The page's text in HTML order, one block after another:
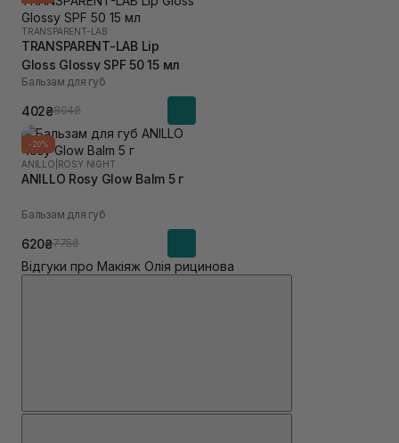
TRANSPARENT-LAB
TRANSPARENT-LAB Lip
Gloss Glossy SPF 50 15 мл
Бальзам для губ
402₴804₴
-20%
ANILLO ROSY NIGHT
ANILLO Rosy Glow Balm 5 г
Бальзам для губ
620₴775₴
Відгуки про Макіяж Олія рицинова